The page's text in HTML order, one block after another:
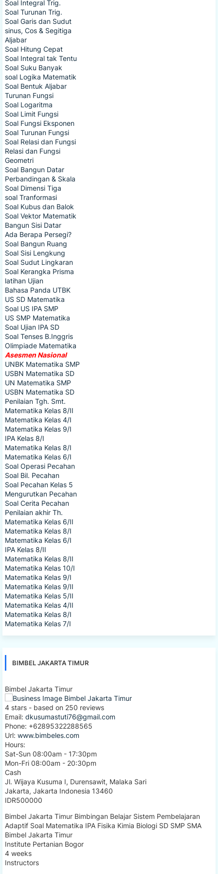
Soal Integral Trig.
Soal Turunan Trig.
Soal Garis dan Sudut
sinus, Cos & Segitiga
Aljabar
Soal Hitung Cepat
Soal Integral tak Tentu
Soal Suku Banyak
soal Logika Matematik
Soal Bentuk Aljabar
Turunan Fungsi
Soal Logaritma
Soal Limit Fungsi
Soal Fungsi Eksponen
Soal Turunan Fungsi
Soal Relasi dan Fungsi
Relasi dan Fungsi
Geometri
Soal Bangun Datar
Perbandingan & Skala
Soal Dimensi Tiga
soal Tranformasi
Soal Kubus dan Balok
Soal Vektor Matematik
Bangun Sisi Datar
Ada Berapa Persegi?
Soal Bangun Ruang
Soal Sisi Lengkung
Soal Sudut Lingkaran
Soal Kerangka Prisma
latihan Ujian
Bahasa Panda UTBK
US SD Matematika
Soal US IPA SMP
US SMP Matematika
Soal Ujian IPA SD
Soal Tenses B.Inggris
Olimpiade Matematika
Asesmen Nasional
UNBK Matematika SMP
USBN Matematika SD
UN Matematika SMP
USBN Matematika SD
Penilaian Tgh. Smt.
Matematika Kelas 8/II
Matematika Kelas 4/I
Matematika Kelas 9/I
IPA Kelas 8/I
Matematika Kelas 8/I
Matematika Kelas 6/I
Soal Operasi Pecahan
Soal Bil. Pecahan
Soal Pecahan Kelas 5
Mengurutkan Pecahan
Soal Cerita Pecahan
Penilaian akhir Th.
Matematika Kelas 6/II
Matematika Kelas 8/I
Matematika Kelas 6/I
IPA Kelas 8/II
Matematika Kelas 8/II
Matematika Kelas 10/I
Matematika Kelas 9/I
Matematika Kelas 9/II
Matematika Kelas 5/II
Matematika Kelas 4/II
Matematika Kelas 8/I
Matematika Kelas 7/I
BIMBEL JAKARTA TIMUR
Bimbel Jakarta Timur
4 stars - based on 250 reviews
Email: dkusumastuti76@gmail.com
Phone: +62895322288565
Url: www.bimbeles.com
Hours:
Sat-Sun 08:00am - 17:30pm
Mon-Fri 08:00am - 20:30pm
Cash
Jl. Wijaya Kusuma I, Durensawit, Malaka Sari
Jakarta, Jakarta Indonesia 13460
IDR500000
Bimbel Jakarta Timur Bimbingan Belajar Sistem Pembelajaran
Adaptif Soal Matematika IPA Fisika Kimia Biologi SD SMP SMA
Bimbel Jakarta Timur
Institute Pertanian Bogor
4 weeks
Instructors